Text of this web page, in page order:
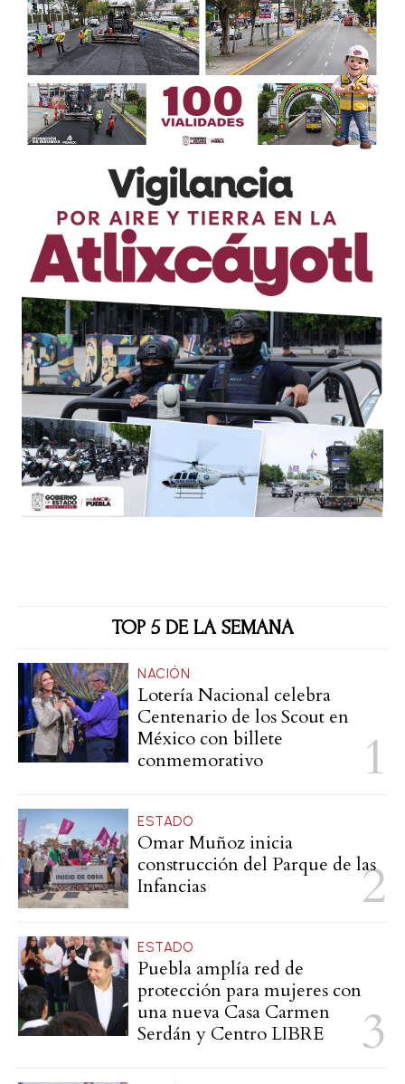
TOP 5 DE LA SEMANA
NACIÓN
Lotería Nacional celebra
Centenario de los Scout en
México con billete
conmemorativo
ESTADO
Omar Muñoz inicia
construcción del Parque de las
Infancias
ESTADO
Puebla amplía red de
protección para mujeres con
una nueva Casa Carmen
Serdán y Centro LIBRE